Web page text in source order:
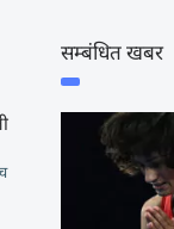
सम्बंधित खबर